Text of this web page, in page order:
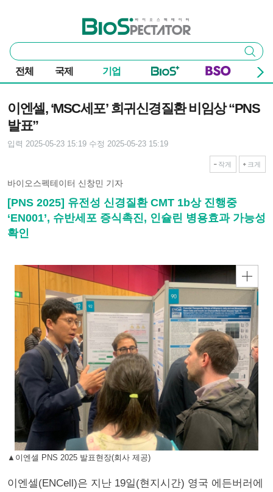
바이오스펙테이터
통
합
검
색
검색
전체 국제 기업
이엔셀, ‘MSC세포’ 희귀신경질환 비임상 “PNS
발표”
입력 2025-05-23 15:19 수정 2025-05-23 15:19
작게 크게
바이오스펙테이터 신창민 기자
[PNS 2025] 유전성 신경질환 CMT 1b상 진행중
‘EN001’, 슈반세포 증식촉진, 인슐린 병용효과 가능성
확인
▲이엔셀 PNS 2025 발표현장(회사 제공)
이엔셀(ENCell)은 지난 19일(현지시간) 영국 에든버러에